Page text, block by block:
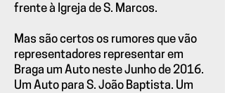
frente à Igreja de S. Marcos.
Mas são certos os rumores que vão
representadores representar em
Braga um Auto neste Junho de 2016.
Um Auto para S. João Baptista. Um